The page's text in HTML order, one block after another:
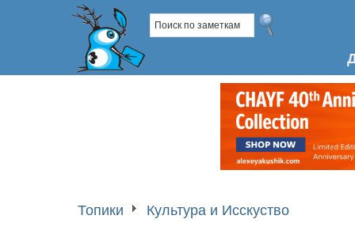
Топики Культура и Исскуство